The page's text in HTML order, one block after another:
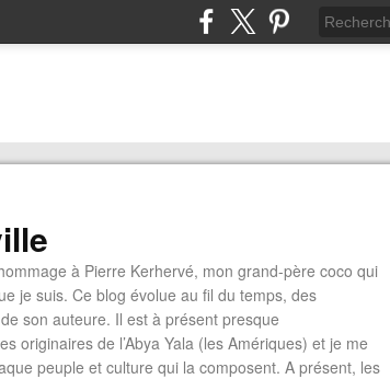
à Pierre Kerhervé, mon grand-père coco qui
je suis. Ce blog évolue au fil du temps, des
son auteure. Il est à présent presque
originaires de l’Abya Yala (les Amériques) et je me
peuple et culture qui la composent. A présent, les